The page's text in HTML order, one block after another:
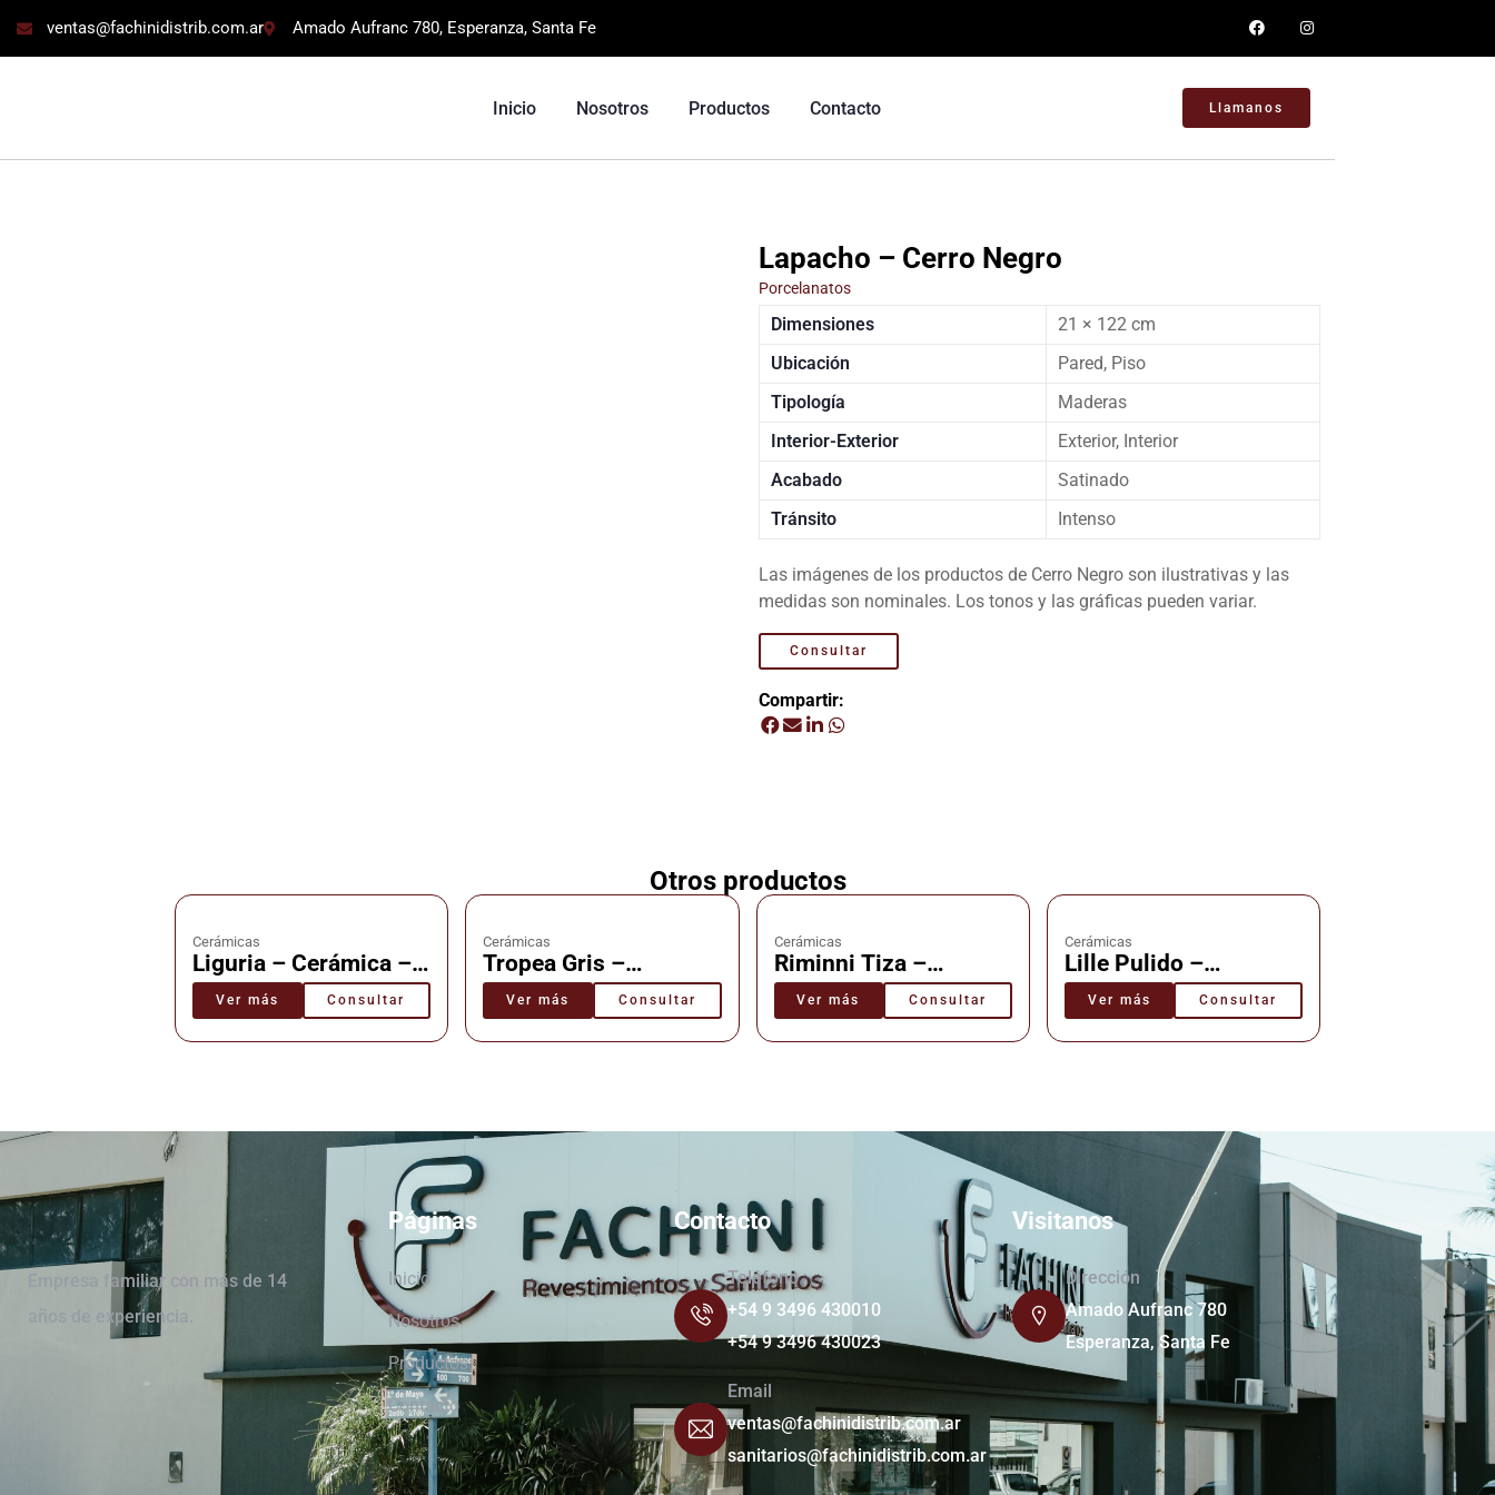
ventas@fachinidistrib.com.ar Amado Aufranc 780, Esperanza, Santa Fe
Inicio Nosotros Productos Contacto Llamanos
Lapacho – Cerro Negro
Porcelanatos
Dimensiones
21 × 122 cm
Ubicación
Pared, Piso
Tipología
Maderas
Interior-Exterior
Exterior, Interior
Acabado
Satinado
Tránsito
Intenso
Las imágenes de los productos de Cerro Negro son ilustrativas y las
medidas son nominales. Los tonos y las gráficas pueden variar.
Consultar
Compartir:
Otros productos
Cerámicas
Liguria – Cerámica –
Cañuelas
Ver más Consultar
Cerámicas
Tropea Gris –
Cerámica – Cañuelas
Ver más Consultar
Cerámicas
Riminni Tiza –
Cerámica – Cañuelas
Ver más Consultar
Cerámicas
Lille Pulido –
Cerámica – Cañuelas
Ver más Consultar
Empresa familiar con más de 14
años de experiencia.
Páginas
Inicio
Nosotros
Productos
Contacto
Contacto
Teléfono
+54 9 3496 430010
+54 9 3496 430023
Email
ventas@fachinidistrib.com.ar
sanitarios@fachinidistrib.com.ar
Visitanos
Dirección
Amado Aufranc 780
Esperanza, Santa Fe